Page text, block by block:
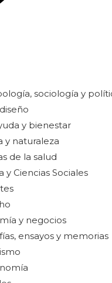
sociología y
y bienestar
y naturaleza
de la salud
y Ciencias Sociales
y negocios
ensayos y memorias